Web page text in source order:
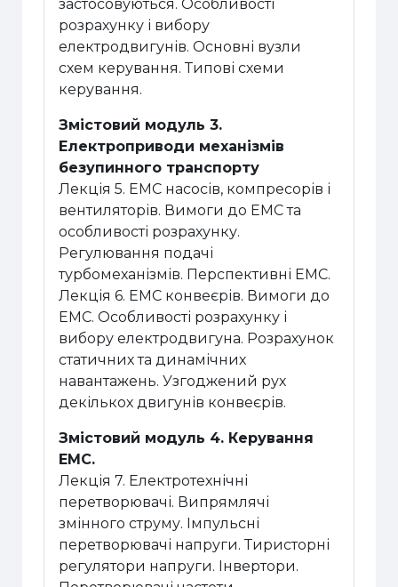
застосовуються. Особливості
розрахунку і вибору
електродвигунів. Основні вузли
схем керування. Типові схеми
керування.
Змістовий модуль 3.
Електроприводи механізмів
безупинного транспорту
Лекція 5. ЕМС насосів, компресорів і
вентиляторів. Вимоги до ЕМС та
особливості розрахунку.
Регулювання подачі
турбомеханізмів. Перспективні ЕМС.
Лекція 6. ЕМС конвеєрів. Вимоги до
ЕМС. Особливості розрахунку і
вибору електродвигуна. Розрахунок
статичних та динамічних
навантажень. Узгоджений рух
декількох двигунів конвеєрів.
Змістовий модуль 4. Керування
ЕМС.
Лекція 7. Електротехнічні
перетворювачі. Випрямлячі
змінного струму. Імпульсні
перетворювачі напруги. Тиристорні
регулятори напруги. Інвертори.